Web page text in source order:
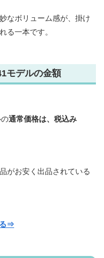
なボリューム感が、掛け
る一本です。
モデルの金額
通常価格は、税込み
がお安く出品されている
る⇒